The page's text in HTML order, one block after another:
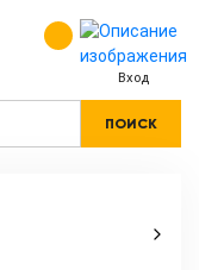
Вход
ПОИСК